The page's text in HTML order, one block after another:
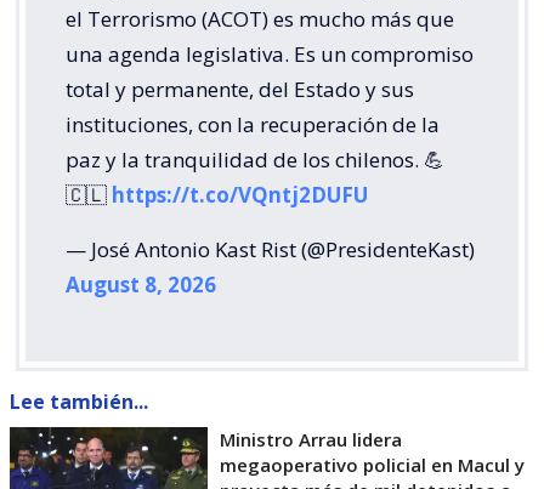
el Terrorismo (ACOT) es mucho más que
una agenda legislativa. Es un compromiso
total y permanente, del Estado y sus
instituciones, con la recuperación de la
paz y la tranquilidad de los chilenos. 💪
🇨🇱 https://t.co/VQntj2DUFU
— José Antonio Kast Rist (@PresidenteKast)
August 8, 2026
Lee también...
Ministro Arrau lidera
megaoperativo policial en Macul y